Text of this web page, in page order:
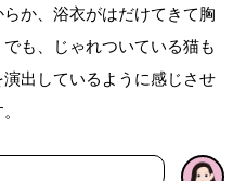
か、浴衣がはだけてきて胸
も、じゃれついている猫も
出しているように感じさせ